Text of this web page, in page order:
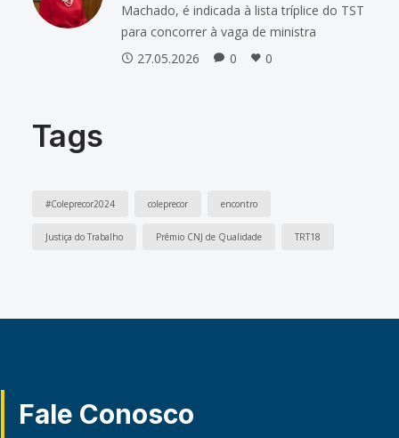
Machado, é indicada à lista tríplice do TST
para concorrer à vaga de ministra
27.05.2026
0 0
Tags
#Coleprecor2024 coleprecor encontro
Justiça do Trabalho Prêmio CNJ de Qualidade TRT18
Fale Conosco